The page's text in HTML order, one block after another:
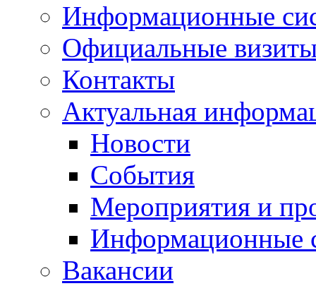
Информационные
Официальные
Контакты
Актуальная
Новости
События
Мероприятия и
Информационные
Вакансии